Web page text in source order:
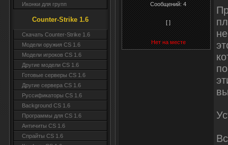
Иконки для групп
Counter-Strike 1.6
Скачать Counter-Strike 1.6
Модели оружия CS 1.6
Модели игроков CS 1.6
Другие модели CS 1.6
Готовые серверы CS 1.6
Другие сервера CS 1.6
Руссификаторы CS 1.6
Background CS 1.6
Программы для CS 1.6
Античиты CS 1.6
Спрайты CS 1.6
Сообщений:4
[ ]
Нет на месте